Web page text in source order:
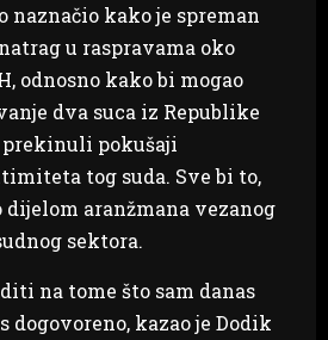
naznačio kako je spreman
u raspravama oko
odnosno kako bi mogao
dva suca iz Republike
prekinuli pokušaji
tog suda. Sve bi to,
dijelom aranžmana vezanog
sektora.
na tome što sam danas
dogovoreno, kazao je Dodik